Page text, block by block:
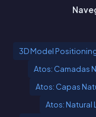
3D Model
Atos: Camadas
Atos: Capas
Atos: Natural